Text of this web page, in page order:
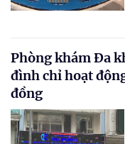
Phòng khám Đa
đình chỉ hoạt
đồng